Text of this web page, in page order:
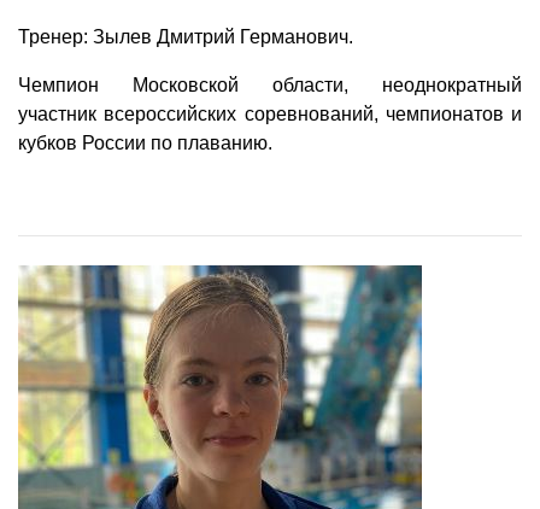
Тренер: Зылев Дмитрий Германович.
Чемпион Московской области, неоднократный
участник всероссийских соревнований, чемпионатов и
кубков России по плаванию.